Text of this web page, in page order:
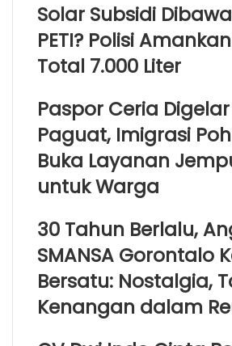
Solar Subsidi
PETI? Polisi
Total 7.000 Liter
Paspor Ceria
Paguat, Imigrasi
Buka Layanan
untuk Warga
30 Tahun Berlalu,
SMANSA Gorontalo
Bersatu: Nostalgia,
Kenangan dalam